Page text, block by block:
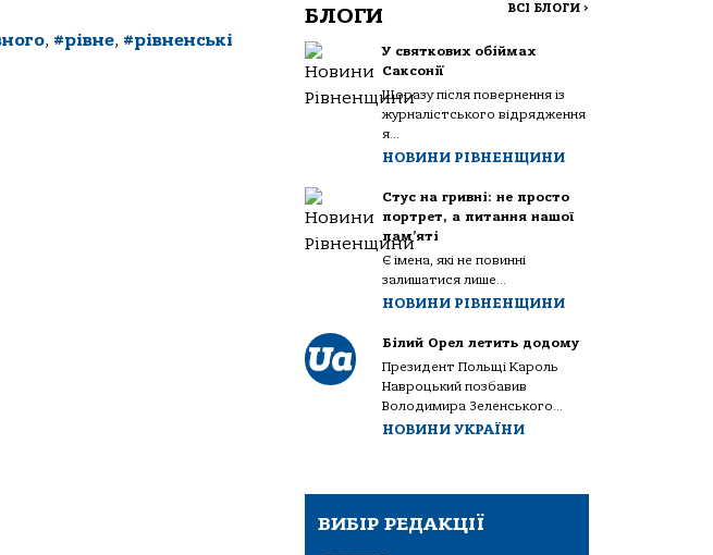
, #рівне, #рівненські
БЛОГИ ВСІ БЛОГИ >
У святкових обіймах
Саксонії
Щоразу після повернення із
журналістського відрядження
я...
НОВИНИ РІВНЕНЩИНИ
Стус на гривні: не просто
портрет, а питання нашої
пам’яті
Є імена, які не повинні
залишатися лише...
НОВИНИ РІВНЕНЩИНИ
Білий Орел летить додому
Президент Польщі Кароль
Навроцький позбавив
Володимира Зеленського...
НОВИНИ УКРАЇНИ
ВИБІР РЕДАКЦІЇ